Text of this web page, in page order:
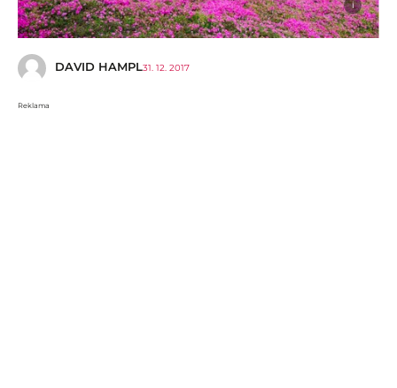
i
DAVID HAMPL31. 12. 2017
Reklama